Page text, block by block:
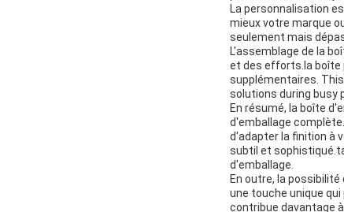
La personnalisation
mieux votre marque
seulement mais
L'assemblage de la
et des efforts.la boîte
supplémentaires.
solutions during busy
En résumé, la boîte
d'emballage
d'adapter la finition à
subtil et
d'emballage.
En outre, la
une touche unique
contribue davantage